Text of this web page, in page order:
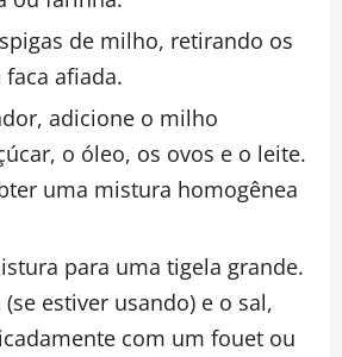
de milho, retirando os
afiada.
adicione o milho
o óleo, os ovos e o leite.
uma mistura homogênea
para uma tigela grande.
estiver usando) e o sal,
com um fouet ou